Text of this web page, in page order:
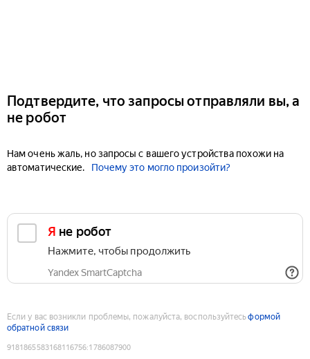
Подтвердите, что запросы отправляли вы, а
не робот
Нам очень жаль, но запросы с вашего устройства похожи на
автоматические.
Почему это могло произойти?
Я не робот
Нажмите, чтобы продолжить
Yandex SmartCaptcha
Если у вас возникли проблемы, пожалуйста, воспользуйтесьформой
обратной связи
9181865583168116756:1786087900